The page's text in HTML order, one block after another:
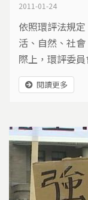
2011-01-24
依照環評法規
活、自然、社
際上，環評委
估。
閱讀更多